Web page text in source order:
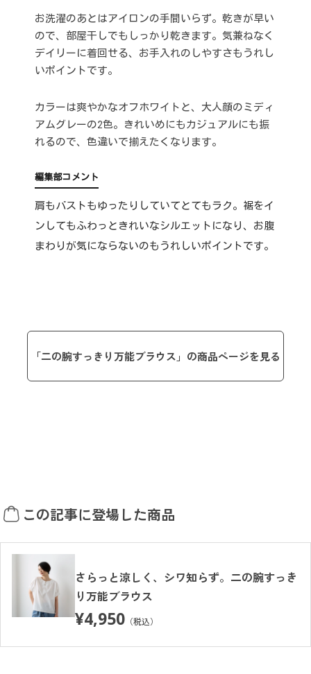
お洗濯のあとはアイロンの手間いらず。乾きが早い
ので、部屋干しでもしっかり乾きます。気兼ねなく
デイリーに着回せる、お手入れのしやすさもうれし
いポイントです。
カラーは爽やかなオフホワイトと、大人顔のミディ
アムグレーの2色。きれいめにもカジュアルにも振
れるので、色違いで揃えたくなります。
編集部コメント
肩もバストもゆったりしていてとてもラク。裾をイ
ンしてもふわっときれいなシルエットになり、お腹
まわりが気にならないのもうれしいポイントです。
「二の腕すっきり万能ブラウス」の商品ページを見る
この記事に登場した商品
さらっと涼しく、シワ知らず。二の腕すっき
り万能ブラウス
¥4,950 （税込）